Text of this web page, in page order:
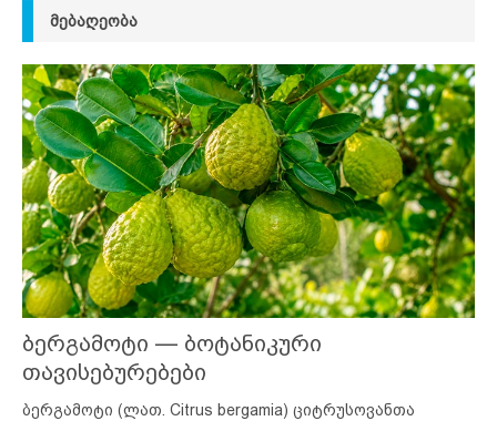
ᲛᲔᲑᲐᲦᲔᲝᲑᲐ
ბერგამოტი — ბოტანიკური
თავისებურებები
ბერგამოტი (ლათ. Citrus bergamia) ციტრუსოვანთა